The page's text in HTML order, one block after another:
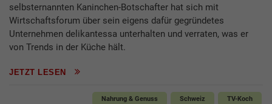
selbsternannten Kaninchen-Botschafter hat sich mit
Wirtschaftsforum über sein eigens dafür gegründetes
Unternehmen delikantessa unterhalten und verraten, was er
von Trends in der Küche hält.
JETZT LESEN
Nahrung & Genuss Schweiz TV-Koch